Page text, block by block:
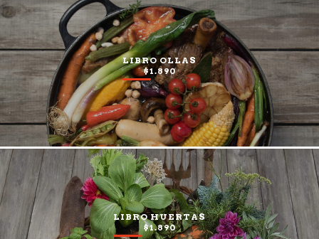
LIBRO OLLAS
$1.890
LIBRO HUERTAS
$1.890